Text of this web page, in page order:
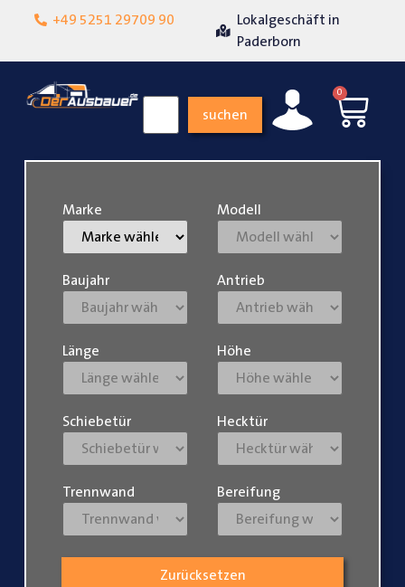
+49 5251 29709 90
Lokalgeschäft in
suchen
0
Marke Modell
Baujahr Antrieb
Länge Höhe
Schiebetür Hecktür
Trennwand Bereifung
Zurücksetzen